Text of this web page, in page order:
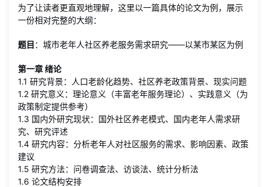
为了让读者更直观地理解，这里以一篇具体的论文为例，展示
一份相对完整的大纲：
题目：城市老年人社区养老服务需求研究——以某市某区为例
第一章 绪论
1.1 研究背景：人口老龄化趋势、社区养老政策背景、现实问题
1.2 研究意义：理论意义（丰富老年服务理论）、实践意义（为
政策制定提供参考）
1.3 国内外研究现状：国外社区养老模式、国内老年人需求研
究、研究评述
1.4 研究内容：分析老年人对社区服务的需求、影响因素、政策
建议
1.5 研究方法：问卷调查法、访谈法、统计分析法
1.6 论文结构安排